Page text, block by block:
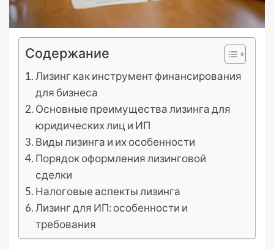
Содержание
Лизинг как инструмент финансирования
для бизнеса
Основные преимущества лизинга для
юридических лиц и ИП
Виды лизинга и их особенности
Порядок оформления лизинговой
сделки
Налоговые аспекты лизинга
Лизинг для ИП: особенности и
требования